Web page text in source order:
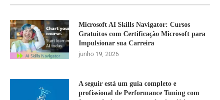
Microsoft AI Skills Navigator: Cursos
Gratuitos com Certificação Microsoft para
Impulsionar sua Carreira
junho 19, 2026
A seguir está um guia completo e
profissional de Performance Tuning com